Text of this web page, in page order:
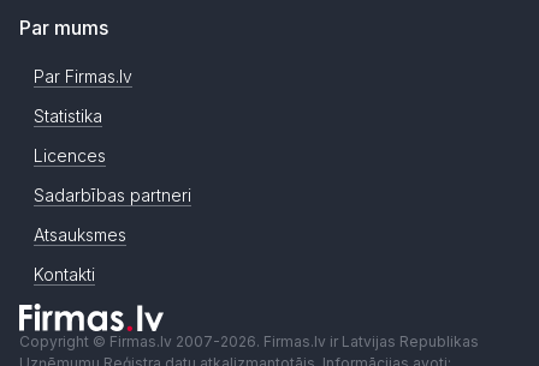
Par mums
Par Firmas.lv
Statistika
Licences
Sadarbības partneri
Atsauksmes
Kontakti
Copyright © Firmas.lv 2007-2026. Firmas.lv ir Latvijas Republikas